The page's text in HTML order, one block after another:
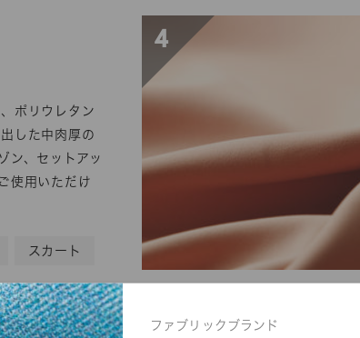
ファブリックブランド
ポリウレタン
した中肉厚の
ン、セットアッ
使用いただけ
スカート
4